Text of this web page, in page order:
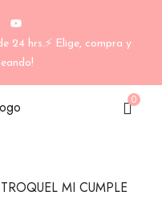
24 hrs.⚡ Elige, compra y
0
TROQUEL MI CUMPLE